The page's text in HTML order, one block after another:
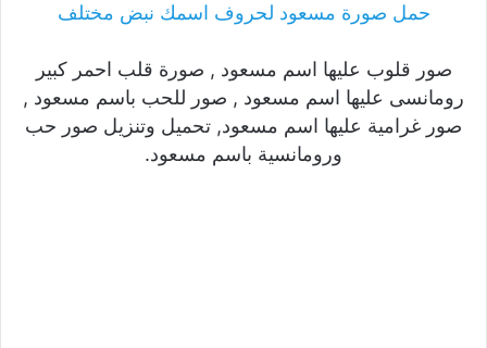
حمل صورة مسعود لحروف اسمك نبض مختلف
صور قلوب عليها اسم مسعود , صورة قلب احمر كبير
رومانسى عليها اسم مسعود , صور للحب باسم مسعود ,
صور غرامية عليها اسم مسعود, تحميل وتنزيل صور حب
ورومانسية باسم مسعود.